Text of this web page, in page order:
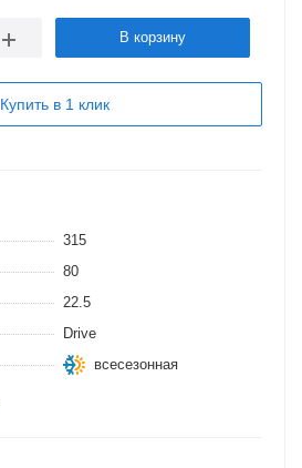
В корзину
Купить в 1 клик
315
80
22.5
Drive
всесезонная